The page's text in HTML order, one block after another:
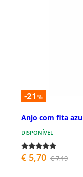
-21 %
Anjo com fita
DISPONÍVEL
€ 5,70 € 7,19